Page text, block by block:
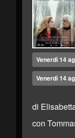
Venerdì 14
Venerdì 14
di
con